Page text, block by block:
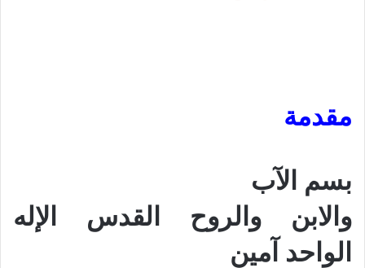
مقدمة
بسم الآب
والابن والروح القدس
الإله
الواحد آمين